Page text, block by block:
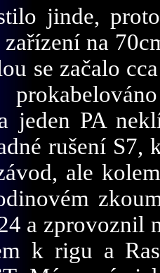
jinde,
na
se začalo
jeden PA
rušení S7,
ale
a zprovoznil
k rigu a